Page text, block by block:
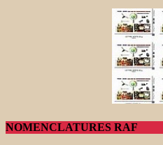
NOMENCLATURES RAF